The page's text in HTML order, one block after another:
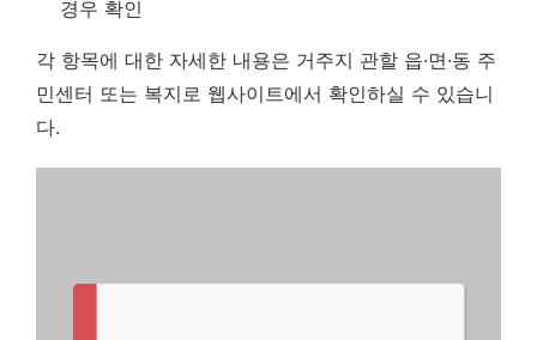
경우 확인
각 항목에 대한 자세한 내용은 거주지 관할 읍·면·동 주
민센터 또는 복지로 웹사이트에서 확인하실 수 있습니
다.